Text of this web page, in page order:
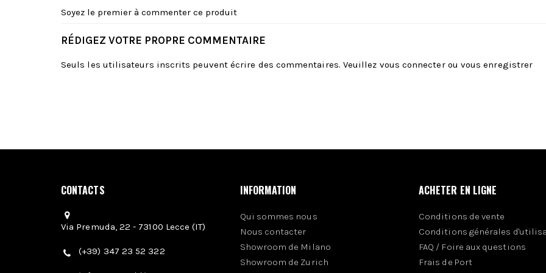
Soyez le premier à commenter ce produit
RÉDIGEZ VOTRE PROPRE COMMENTAIRE
Seuls les utilisateurs inscrits peuvent écrire des commentaires. Veuillez vous connecterou vous enregistrer
CONTACTS
Via Premuda, 22 - 73100 Lecce (IT)
(+39) 347 23 52 322
INFORMATION
Qui sommes nous
Nous contacter
Showroom de Milano
Showroom de Zurich
ACHETER EN LIGNE
Conditions de vente
Conditions générales
FAQ / Foire aux questions
Frais de Port